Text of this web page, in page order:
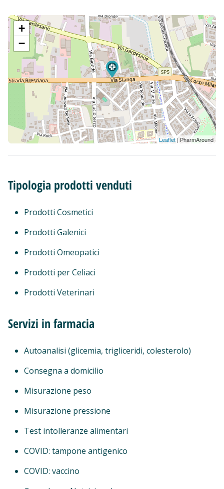
+
−
Leaflet | PharmAround
Tipologia prodotti venduti
Prodotti Cosmetici
Prodotti Galenici
Prodotti Omeopatici
Prodotti per Celiaci
Prodotti Veterinari
Servizi in farmacia
Autoanalisi (glicemia, trigliceridi, colesterolo)
Consegna a domicilio
Misurazione peso
Misurazione pressione
Test intolleranze alimentari
COVID: tampone antigenico
COVID: vaccino